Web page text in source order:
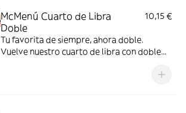
McMenú Cuarto de Libra
Doble
10,15 €
Tu favorita de siempre, ahora doble.
Vuelve nuestro cuarto de libra con doble
cheddar, pepinillo, cebolla en tiras, kétchup